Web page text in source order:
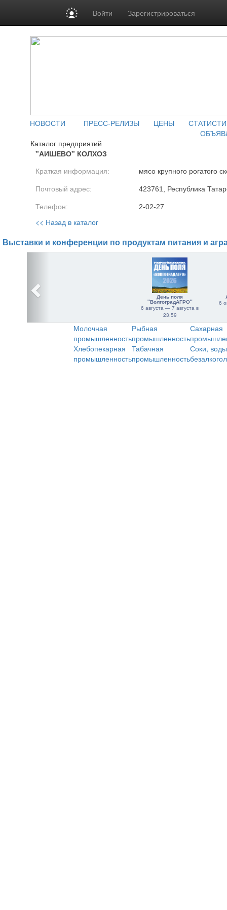
Войти Зарегистрироваться
НОВОСТИ ПРЕСС-РЕЛИЗЫ ЦЕНЫ
Каталог предприятий
"АИШЕВО" КОЛХОЗ
Краткая информация: мясо крупного рогатого
Почтовый адрес: 423761, Республика
Телефон: 2-02-27
<< Назад в каталог
Выставки и конференции по продуктам питания и
День поля
"ВолгоградАГРО"
6 августа — 7 августа в
23:59
6
Молочная
промышленность
Рыбная
промышленность
Сахарная
Хлебопекарная
промышленность
Табачная
промышленность
Соки,